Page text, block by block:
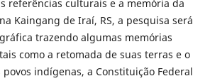
referências culturais e a memória da
Kaingang de Iraí, RS, a pesquisa será
trazendo algumas memórias
como a retomada de suas terras e o
indígenas, a Constituição Federal